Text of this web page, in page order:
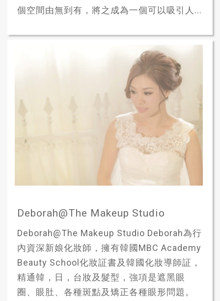
個空間由無到有，將之成為一個可以吸引人...
Deborah@The Makeup Studio
Deborah@The Makeup Studio Deborah為行
內資深新娘化妝師，擁有韓國MBC Academy
Beauty School化妝証書及韓國化妝導師証，
精通韓，日，台妝及髮型，強項是遮黑眼
圈、眼肚、各種斑點及矯正各種眼形問題。